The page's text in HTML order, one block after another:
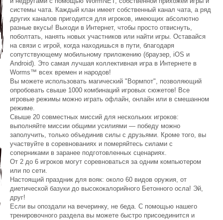
системы чата. Каждый клан имеет собственный канал чата, а ряд
других каналов пригодится для игроков, имеющих абсолютно
разные вкусы! Выходи в Интернет, чтобы просто отвиснуть,
поболтать, нанять новых участников или найти игры. Оставайся
на связи с игрой, когда находишься в пути, благодаря
сопутствующему мобильному приложению (браузер, iOS и
Android). Это самая лучшая коллективная игра в Интернете в
Worms™ всех времен и народов!
Вы можете использовать магический "Вормпот", позволяющий
опробовать свыше 1000 комбинаций игровых сюжетов! Все
игровые режимы можно играть офлайн, онлайн или в смешанном
режиме.
Свыше 20 совместных миссий для нескольких игроков:
выполняйте миссии общими усилиями — победу можно
заполучить, только объединив силы с друзьями. Кроме того, вы
участвуйте в соревнованиях и померяйтесь силами с
соперниками в заранее подготовленных сценариях.
От 2 до 6 игроков могут соревноваться за одним компьютером
или по сети.
Настоящий праздник для вояк: около 60 видов оружия, от
диетической базуки до высококалорийного Бетонного осла! Эй,
друг!
Если вы опоздали на вечеринку, не беда. С помощью нашего
тренировочного раздела вы можете быстро присоединится и